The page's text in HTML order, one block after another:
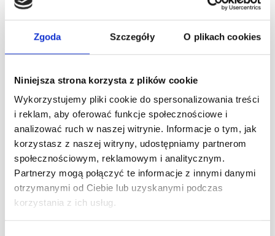
Zgoda Szczegóły O plikach cookies
Niniejsza strona korzysta z plików cookie
Wykorzystujemy pliki cookie do spersonalizowania treści
i reklam, aby oferować funkcje społecznościowe i
analizować ruch w naszej witrynie. Informacje o tym, jak
korzystasz z naszej witryny, udostępniamy partnerom
społecznościowym, reklamowym i analitycznym.
Partnerzy mogą połączyć te informacje z innymi danymi
otrzymanymi od Ciebie lub uzyskanymi podczas
korzystania z ich usług.
★Promocja nie obowiązuje w weekendy i święta
tel. 22 290 33 88
e-mail: biuro@a1karting.pl
www.a1karting.pl
Ostatnie artykuły
24h Le Mans – przewodnik po największym
30 lipca 2026
Pole Position w F1 – co to znaczy, jak się